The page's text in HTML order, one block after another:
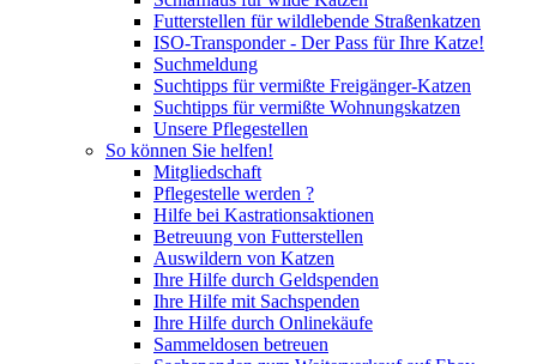
Futterstellen für wildlebende Straßenkatzen
ISO-Transponder - Der Pass für Ihre Katze!
Suchmeldung
Suchtipps für vermißte Freigänger-Katzen
Suchtipps für vermißte Wohnungskatzen
Unsere Pflegestellen
So können Sie helfen!
Mitgliedschaft
Pflegestelle werden ?
Hilfe bei Kastrationsaktionen
Betreuung von Futterstellen
Auswildern von Katzen
Ihre Hilfe durch Geldspenden
Ihre Hilfe mit Sachspenden
Ihre Hilfe durch Onlinekäufe
Sammeldosen betreuen